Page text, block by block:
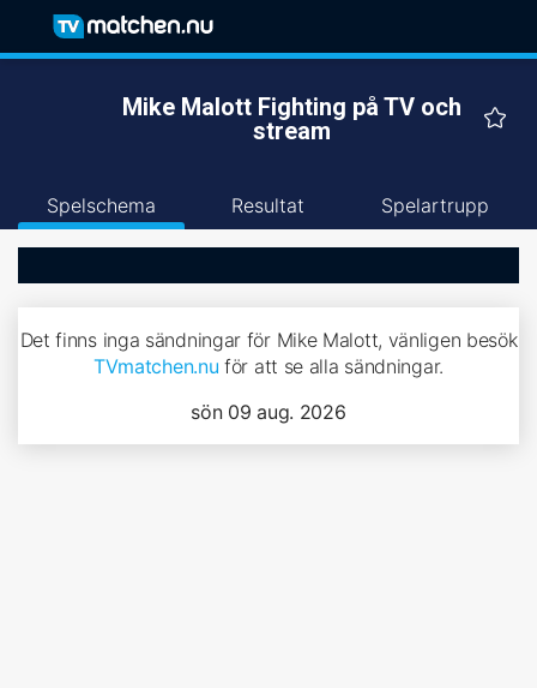
Mike Malott Fighting på TV och
stream
Spelschema Resultat Spelartrupp
Det finns inga sändningar för Mike Malott, vänligen besök
TVmatchen.nu för att se alla sändningar.
sön 09 aug. 2026